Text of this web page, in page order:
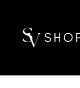
contenu